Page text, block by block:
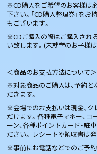
※CD購入をご希望のお客様は
下さい。「CD購入整理券」を
もございます。
※CDご購入の際はご購入され
い致します。(未就学のお子様
＜商品のお支払方法について＞
※対象商品のご購入は、予約と
だきます。
※会場でのお支払いは現金、ク
だけます。各種電子マネー、コ
ーン、各種ポイントカード・駐
ださい。 レシートや領収書は
※事前にお電話などでのご予約